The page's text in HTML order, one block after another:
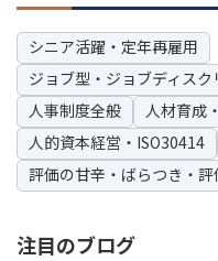
シニア活躍・定年再雇用
ジョブ型・ジョブディス
人事制度全般
人材育成
人的資本経営・ISO30414
評価の甘辛・ばらつき・評
注目のブログ